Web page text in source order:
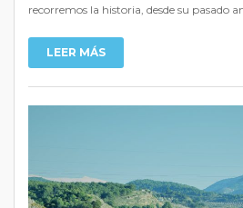
recorremos la historia, desde su pasado
LEER MÁS